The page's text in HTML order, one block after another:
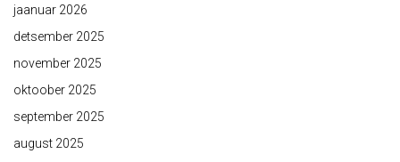
jaanuar 2026
detsember 2025
november 2025
oktoober 2025
september 2025
august 2025